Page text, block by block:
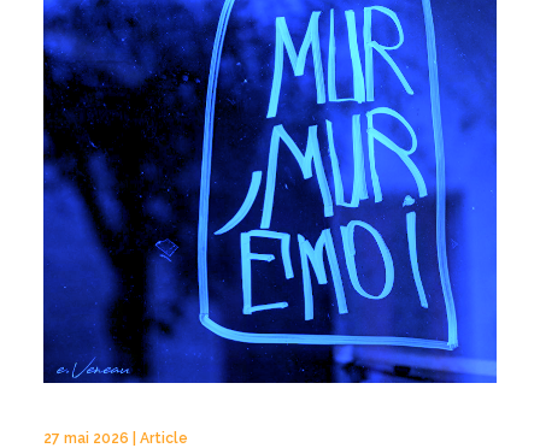
27 mai 2026 | Article